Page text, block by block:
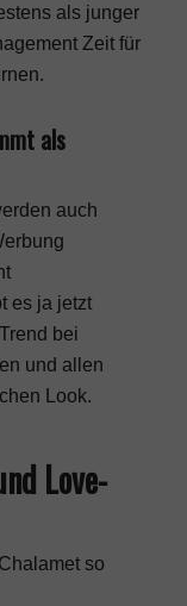
als junger
Zeit für
als
auch
es ja jetzt
bei
und allen
Look.
Love-
so